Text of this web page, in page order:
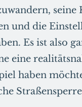
seine
und die
Es ist also
eine
haben